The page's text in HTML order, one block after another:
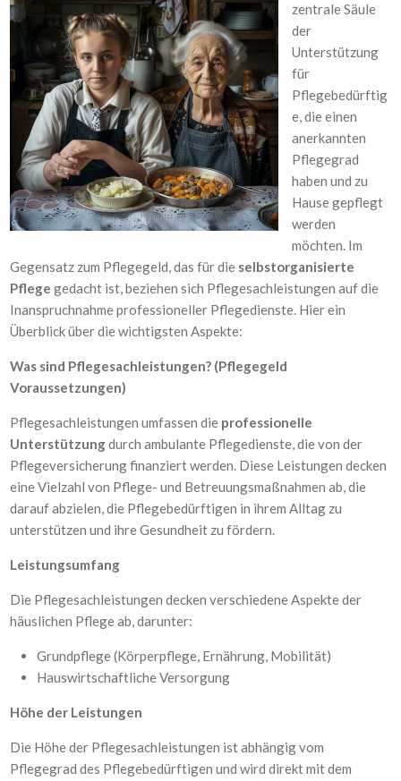
zentrale Säule
der
Unterstützung
für
Pflegebedürftig
e, die einen
anerkannten
Pflegegrad
haben und zu
Hause gepflegt
werden
möchten. Im
Gegensatz zum Pflegegeld, das für die selbstorganisierte
Pflegegedacht ist, beziehen sich Pflegesachleistungen auf die
Inanspruchnahme professioneller Pflegedienste. Hier ein
Überblick über die wichtigsten Aspekte:
Was sind Pflegesachleistungen? (Pflegegeld
Voraussetzungen)
Pflegesachleistungen umfassen die professionelle
Unterstützungdurch ambulante Pflegedienste, die von der
Pflegeversicherung finanziert werden. Diese Leistungen decken
eine Vielzahl von Pflege- und Betreuungsmaßnahmen ab, die
darauf abzielen, die Pflegebedürftigen in ihrem Alltag zu
unterstützen und ihre Gesundheit zu fördern.
Leistungsumfang
Die Pflegesachleistungen decken verschiedene Aspekte der
häuslichen Pflege ab, darunter:
Grundpflege (Körperpflege, Ernährung, Mobilität)
Hauswirtschaftliche Versorgung
Höhe der Leistungen
Die Höhe der Pflegesachleistungen ist abhängig vom
Pflegegrad des Pflegebedürftigen und wird direkt mit dem